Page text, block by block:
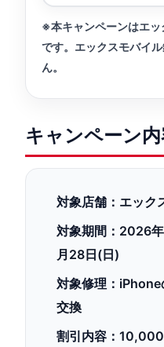
※本キャンペーンはエッ
です。エックスモバイ
ん。
キャンペーン
対象店舗： エック
対象期間： 2026
月28日(日)
対象修理： iPhone
交換
割引内容：10,000